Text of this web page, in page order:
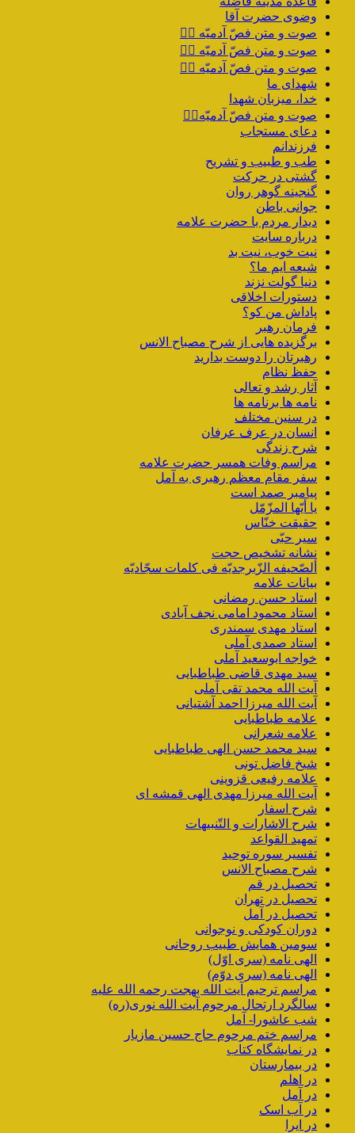
وضوی حضرت آقا
صوت و متن فصّ آدمیّه ۴️⃣
صوت و متن فصّ آدمیّه ۳️⃣
صوت و متن فصّ آدمیّه ۲️⃣
شهدای ما
خدا، میزبان شهدا
صوت و متن فصّ آدمیّه۱️⃣
دعای مستجاب
فرزندانم
طب و طبیب و تشریح
گشتی در حرکت
گنجینه گوهر روان
جوانی باطن
دیدار مردم با حضرت علامه
درباره سایت
نیت خوب، نیت بد
شیعه ایم ما؟
دنیا گولت نزند
دستورات اخلاقی
پاداش من کو؟
فرمان رهبر
برگزیده هایی از شرح مصباح الانس
رهبرتان را دوست بدارید
حفظ نظام
آثار رشد و تعالی
نامه ها برنامه ها
در سنین مختلف
انسان در عرف عرفان
شرح زندگی
مراسم وفات همسر حضرت علامه
سفر مقام معظم رهبری به آمل
پیامبر صمد است
یا أیّها المزّمّل
حقیقت خنّاس
سیر حبّی
نشانه تشخیص حجت
ألصّحیفه الزّبرجدیّه فی کلمات سجّادیّه
بیانات علامه
استاد حسن رمضانی
استاد محمود امامی نجف آبادی
استاد مهدی سمندری
استاد صمدی آملی
خواجه ابوسعید آملی
سید مهدی قاضی طباطبایی
آیت الله محمد تقی آملی
آیت الله میرزا احمد آشتیانی
علامه طباطبایی
علامه شعرانی
سید محمد حسن الهی طباطبایی
شیخ فاضل تونی
علامه رفیعی قزوینی
آیت الله میرزا مهدی الهی قمشه ای
شرح اسفار
شرح الاشارات و التّنبیهات
تمهید القواعد
تفسیر سوره توحید
شرح مصباح الانس
تحصیل در قم
تحصیل در تهران
تحصیل در آمل
دوران کودکی و نوجوانی
سومین همایش طبیب روحانی
الهی نامه (سری اوّل)
الهی نامه (سری دوّم)
مراسم ترحیم آیت الله بهجت رحمه الله علیه
سالگرد ارتحال مرحوم آیت الله نوری(ره)
شب عاشورا- آمل
مراسم ختم مرحوم حاج حسین مازیار
در نمایشگاه کتاب
در بیمارستان
در اهلم
در آمل
در آب اسک
در ایرا